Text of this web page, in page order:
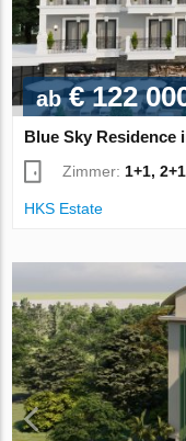
ab€ 122
Blue Sky Residence
Zimmer:1+1, 2+1
HKS Estate